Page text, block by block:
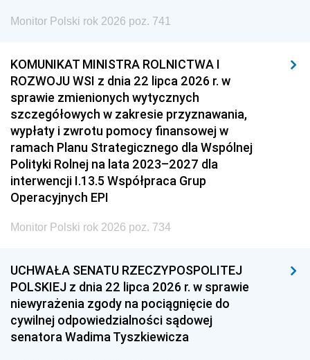
Monitor Polski rok 2026 poz. 741
KOMUNIKAT MINISTRA ROLNICTWA I
ROZWOJU WSI z dnia 22 lipca 2026 r. w
sprawie zmienionych wytycznych
szczegółowych w zakresie przyznawania,
wypłaty i zwrotu pomocy finansowej w
ramach Planu Strategicznego dla Wspólnej
Polityki Rolnej na lata 2023–2027 dla
interwencji I.13.5 Współpraca Grup
Operacyjnych EPI
Monitor Polski rok 2026 poz. 734
UCHWAŁA SENATU RZECZYPOSPOLITEJ
POLSKIEJ z dnia 22 lipca 2026 r. w sprawie
niewyrażenia zgody na pociągnięcie do
cywilnej odpowiedzialności sądowej
senatora Wadima Tyszkiewicza